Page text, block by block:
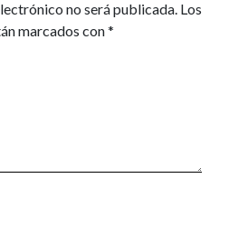
no será publicada. Los
marcados con*